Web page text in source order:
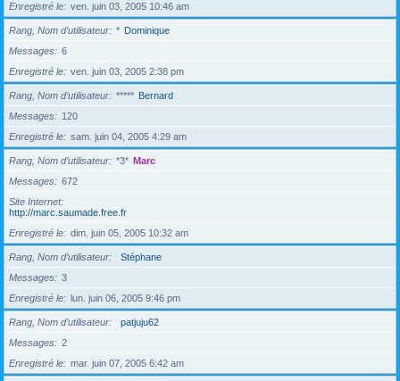
Enregistré le
ven. juin 03, 2005 10:46 am
Rang, Nom d’utilisateur * Dominique
Messages
6
Enregistré le
ven. juin 03, 2005 2:38 pm
Rang, Nom d’utilisateur ***** Bernard
Messages
120
Enregistré le
sam. juin 04, 2005 4:29 am
Rang, Nom d’utilisateur *3* Marc
Messages
672
Site Internet
http://marc.saumade.free.fr
Enregistré le
dim. juin 05, 2005 10:32 am
Rang, Nom d’utilisateur
Stéphane
Messages
3
Enregistré le
lun. juin 06, 2005 9:46 pm
Rang, Nom d’utilisateur
patjuju62
Messages
2
Enregistré le
mar. juin 07, 2005 6:42 am